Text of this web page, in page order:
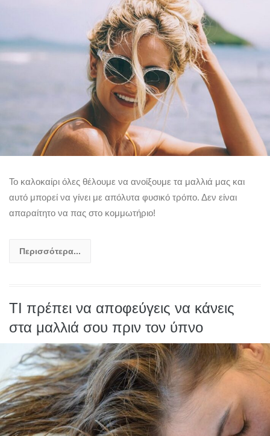
Το καλοκαίρι όλες θέλουμε να ανοίξουμε τα μαλλιά μας και
αυτό μπορεί να γίνει με απόλυτα φυσικό τρόπο. Δεν είναι
απαραίτητο να πας στο κομμωτήριο!
Περισσότερα...
ΤΙ πρέπει να αποφεύγεις να κάνεις
στα μαλλιά σου πριν τον ύπνο